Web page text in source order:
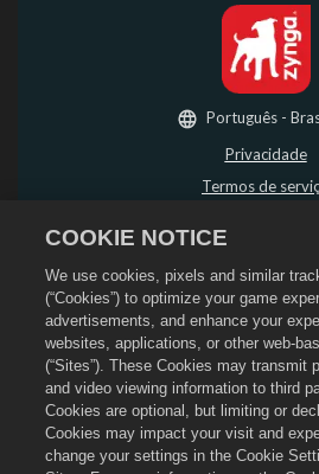
Privacidade
Termos de
Política de
Política de
Suporte da loja
Suporte do
Configurações de
©2026Social Point S.L. O Dragon City e o
registradas da Social Point S.L. Todos os
City é operada pela Zynga, Inc. As ofertas são
City. Os preços e a disponibilidade das
Português -
COOKIE NOTICE
We use cookies, pixels and similar
(“Cookies”) to optimize your game
advertisements, and enhance your
websites, applications, or other web-
(“Sites”). These Cookies may transmit
and video viewing information to third
Cookies are optional, but limiting or
Cookies may impact your visit and
change your settings in the Cookie